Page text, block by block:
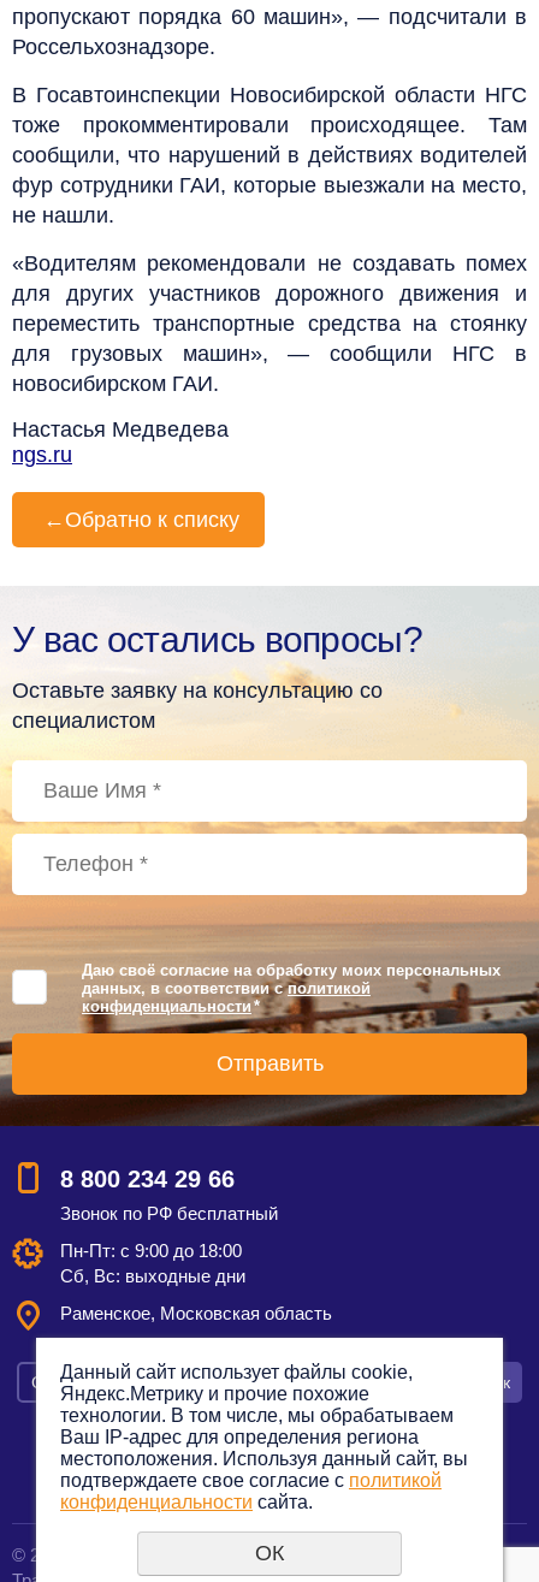
пропускают порядка 60 машин», — подсчитали в
Россельхознадзоре.
В Госавтоинспекции Новосибирской области НГС
тоже прокомментировали происходящее. Там
сообщили, что нарушений в действиях водителей
фур сотрудники ГАИ, которые выезжали на место,
не нашли.
«Водителям рекомендовали не создавать помех
для других участников дорожного движения и
переместить транспортные средства на стоянку
для грузовых машин», — сообщили НГС в
новосибирском ГАИ.
Настасья Медведева
ngs.ru
← Обратно к списку
У вас остались вопросы?
Оставьте заявку на консультацию со
специалистом
Даю своё согласие на обработку моих персональных
данных, в соответствии сполитикой
конфиденциальности *
8 800 234 29 66
Звонок по РФ бесплатный
Пн-Пт: с 9:00 до 18:00
Сб, Вс: выходные дни
Раменское, Московская область
Смотреть на карте Оставить заявку Заказать звонок
Политика конфиденциальности
© 2012—2023. Все права защищены.
Данный сайт использует файлы cookie,
Яндекс.Метрику и прочие похожие
технологии. В том числе, мы обрабатываем
Ваш IP-адрес для определения региона
местоположения. Используя данный сайт, вы
подтверждаете свое согласие с политикой
конфиденциальности сайта.
ОК